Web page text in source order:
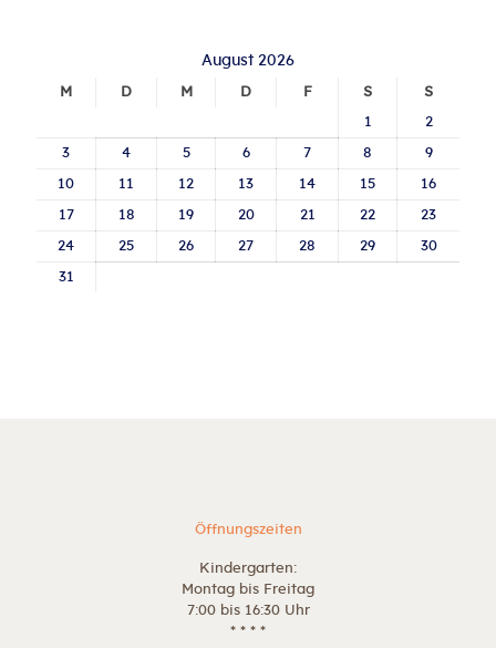
August 2026
M D M D F S S
1 2
3 4 5 6 7 8 9
10 11 12 13 14 15 16
17 18 19 20 21 22 23
24 25 26 27 28 29 30
31
Öffnungszeiten
Kindergarten:
Montag bis Freitag
7:00 bis 16:30 Uhr
* * * *